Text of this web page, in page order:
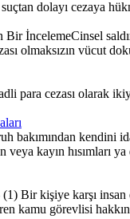
dolayı cezaya
İncelemeCinsel
olmaksızın vücut
para cezası olarak
bakımından kendini
kayın hısımları
Bir kişiye karşı
kamu görevlisi